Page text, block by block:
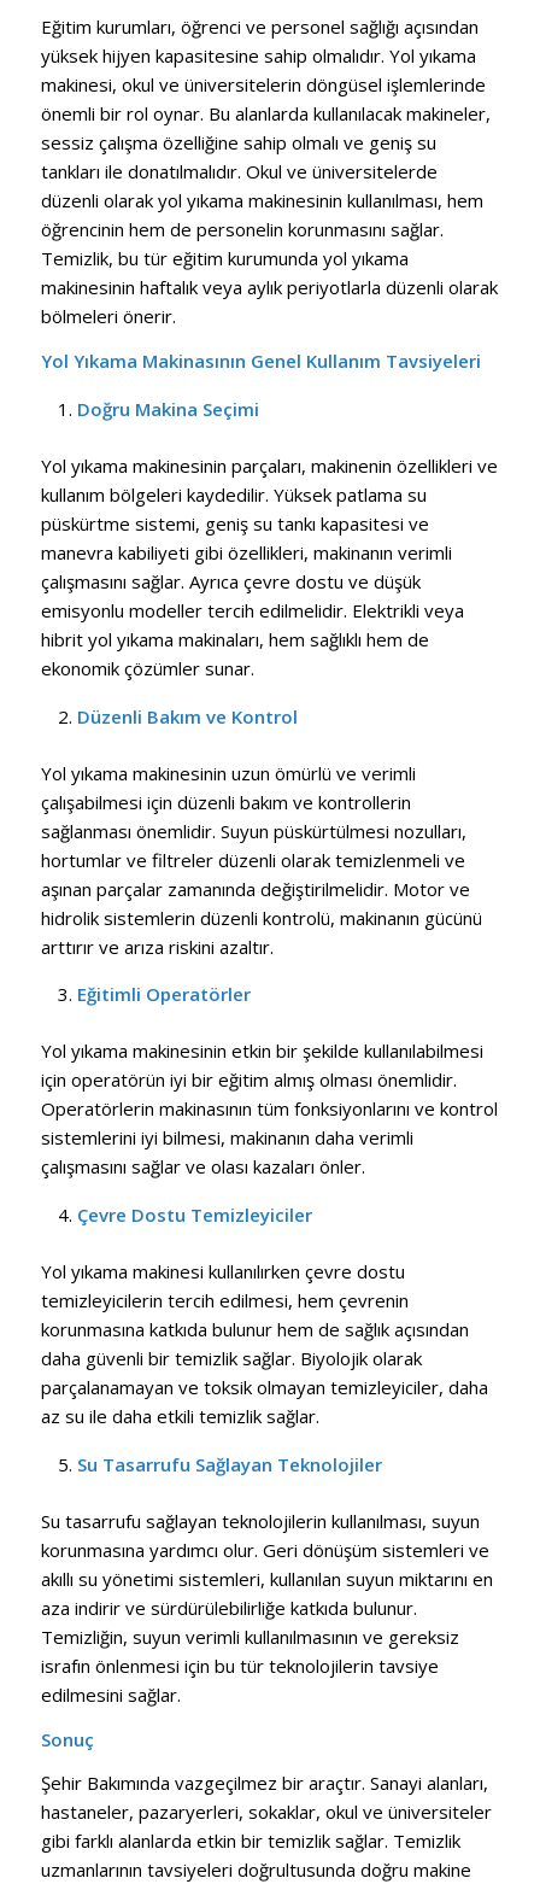
Eğitim kurumları, öğrenci ve personel sağlığı açısından
yüksek hijyen kapasitesine sahip olmalıdır. Yol yıkama
makinesi, okul ve üniversitelerin döngüsel işlemlerinde
önemli bir rol oynar. Bu alanlarda kullanılacak makineler,
sessiz çalışma özelliğine sahip olmalı ve geniş su
tankları ile donatılmalıdır. Okul ve üniversitelerde
düzenli olarak yol yıkama makinesinin kullanılması, hem
öğrencinin hem de personelin korunmasını sağlar.
Temizlik, bu tür eğitim kurumunda yol yıkama
makinesinin haftalık veya aylık periyotlarla düzenli olarak
bölmeleri önerir.
Yol Yıkama Makinasının Genel Kullanım Tavsiyeleri
Doğru Makina Seçimi
Yol yıkama makinesinin parçaları, makinenin özellikleri ve
kullanım bölgeleri kaydedilir. Yüksek patlama su
püskürtme sistemi, geniş su tankı kapasitesi ve
manevra kabiliyeti gibi özellikleri, makinanın verimli
çalışmasını sağlar. Ayrıca çevre dostu ve düşük
emisyonlu modeller tercih edilmelidir. Elektrikli veya
hibrit yol yıkama makinaları, hem sağlıklı hem de
ekonomik çözümler sunar.
Düzenli Bakım ve Kontrol
Yol yıkama makinesinin uzun ömürlü ve verimli
çalışabilmesi için düzenli bakım ve kontrollerin
sağlanması önemlidir. Suyun püskürtülmesi nozulları,
hortumlar ve filtreler düzenli olarak temizlenmeli ve
aşınan parçalar zamanında değiştirilmelidir. Motor ve
hidrolik sistemlerin düzenli kontrolü, makinanın gücünü
arttırır ve arıza riskini azaltır.
Eğitimli Operatörler
Yol yıkama makinesinin etkin bir şekilde kullanılabilmesi
için operatörün iyi bir eğitim almış olması önemlidir.
Operatörlerin makinasının tüm fonksiyonlarını ve kontrol
sistemlerini iyi bilmesi, makinanın daha verimli
çalışmasını sağlar ve olası kazaları önler.
Çevre Dostu Temizleyiciler
Yol yıkama makinesi kullanılırken çevre dostu
temizleyicilerin tercih edilmesi, hem çevrenin
korunmasına katkıda bulunur hem de sağlık açısından
daha güvenli bir temizlik sağlar. Biyolojik olarak
parçalanamayan ve toksik olmayan temizleyiciler, daha
az su ile daha etkili temizlik sağlar.
Su Tasarrufu Sağlayan Teknolojiler
Su tasarrufu sağlayan teknolojilerin kullanılması, suyun
korunmasına yardımcı olur. Geri dönüşüm sistemleri ve
akıllı su yönetimi sistemleri, kullanılan suyun miktarını en
aza indirir ve sürdürülebilirliğe katkıda bulunur.
Temizliğin, suyun verimli kullanılmasının ve gereksiz
israfın önlenmesi için bu tür teknolojilerin tavsiye
edilmesini sağlar.
Sonuç
Şehir Bakımında vazgeçilmez bir araçtır. Sanayi alanları,
hastaneler, pazaryerleri, sokaklar, okul ve üniversiteler
gibi farklı alanlarda etkin bir temizlik sağlar. Temizlik
uzmanlarının tavsiyeleri doğrultusunda doğru makine